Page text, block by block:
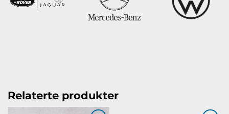
Relaterte produkter